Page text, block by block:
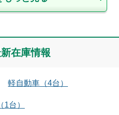
在庫情報
軽自動車 （4台）
（1台）